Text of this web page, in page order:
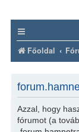
Főoldal
Azzal, hogy
fórumot (a